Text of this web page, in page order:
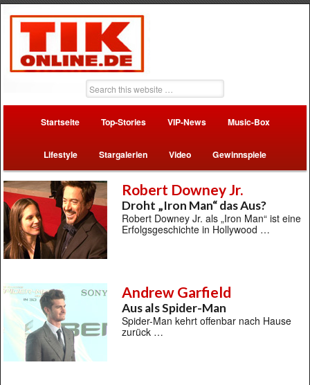
Startseite Top-Stories VIP-News Music-Box
Lifestyle Stargalerien Video Gewinnspiele
Robert Downey Jr.
Droht „Iron Man“ das Aus?
Robert Downey Jr. als „Iron Man“ ist eine
Erfolgsgeschichte in Hollywood …
Andrew Garfield
Aus als Spider-Man
Spider-Man kehrt offenbar nach Hause
zurück …